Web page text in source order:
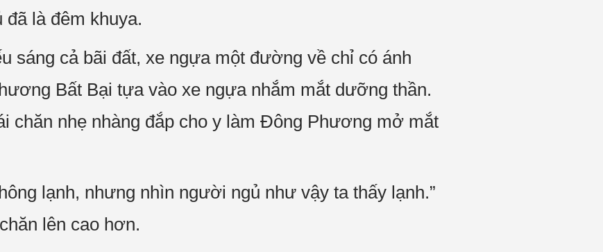
là đêm khuya.
sáng cả bãi đất, xe ngựa một đường về chỉ có ánh
Bất Bại tựa vào xe ngựa nhắm mắt dưỡng thần.
chăn nhẹ nhàng đắp cho y làm Đông Phương mở mắt
lạnh, nhưng nhìn người ngủ như vậy ta thấy lạnh.”
lên cao hơn.